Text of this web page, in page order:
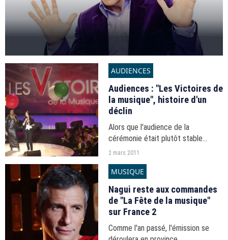
AUDIENCES
Audiences : "Les Victoires de
la musique", histoire d'un
déclin
Alors que l'audience de la
cérémonie était plutôt stable
depuis 2008, elle s'est effondrée
2 mars 2011
MUSIQUE
Nagui reste aux commandes
de "La Fête de la musique"
sur France 2
Comme l'an passé, l'émission se